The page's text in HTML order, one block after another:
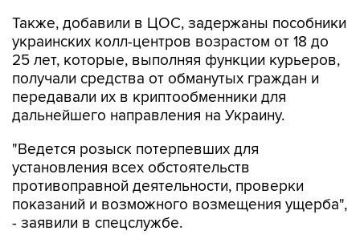
Также, добавили в ЦОС, задержаны пособники
украинских колл-центров возрастом от 18 до
25 лет, которые, выполняя функции курьеров,
получали средства от обманутых граждан и
передавали их в криптообменники для
дальнейшего направления на Украину.
"Ведется розыск потерпевших для
установления всех обстоятельств
противоправной деятельности, проверки
показаний и возможного возмещения ущерба",
- заявили в спецслужбе.